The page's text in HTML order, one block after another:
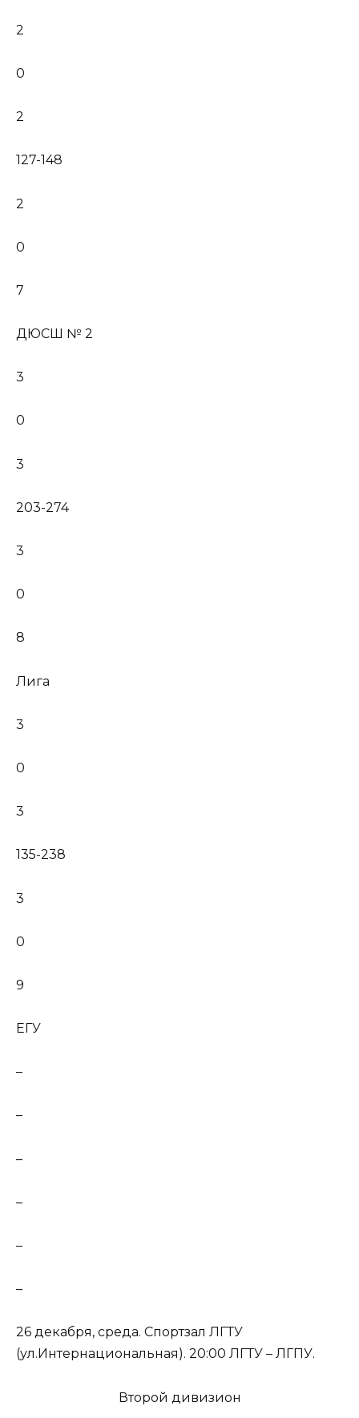
2
0
2
127-148
2
0
7
ДЮСШ № 2
3
0
3
203-274
3
0
8
Лига
3
0
3
135-238
3
0
9
ЕГУ
–
–
–
–
–
–
26 декабря, среда. Спортзал ЛГТУ
(ул.Интернациональная). 20:00 ЛГТУ – ЛГПУ.
Второй дивизион